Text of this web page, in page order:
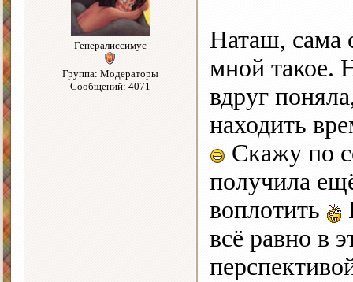
Генералиссимус
Группа: Модераторы
Сообщений: 4071
Наташ, сама
мной такое.
вдруг
находить
Скажу по
получила
воплотить
всё равно в